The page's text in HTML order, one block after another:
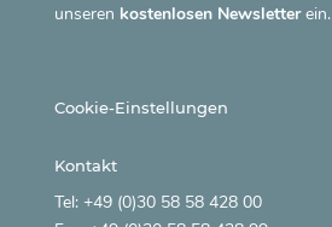
unseren kostenlosen Newsletterein.
Cookie-Einstellungen
Kontakt
Tel: +49 (0)30 58 58 428 00